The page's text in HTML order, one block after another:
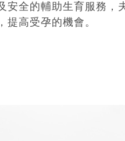
安全的輔助生育服務，
提高受孕的機會。